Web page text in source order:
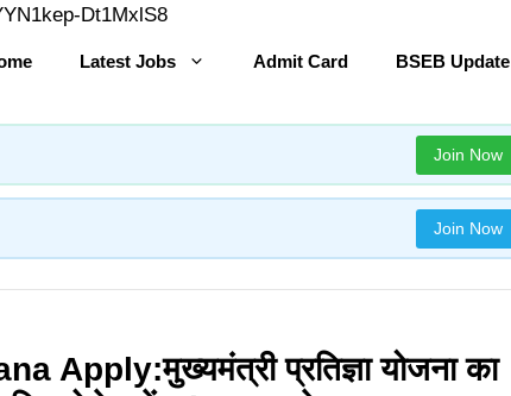
Dt1MxlS8Skip
content
Latest Jobs Admit Card BSEB Update
Join Now
Join Now
प्रतिज्ञा योजना का